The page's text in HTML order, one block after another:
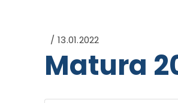
13.01.2022
Matura